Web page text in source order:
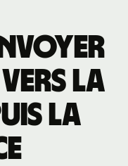
la
la